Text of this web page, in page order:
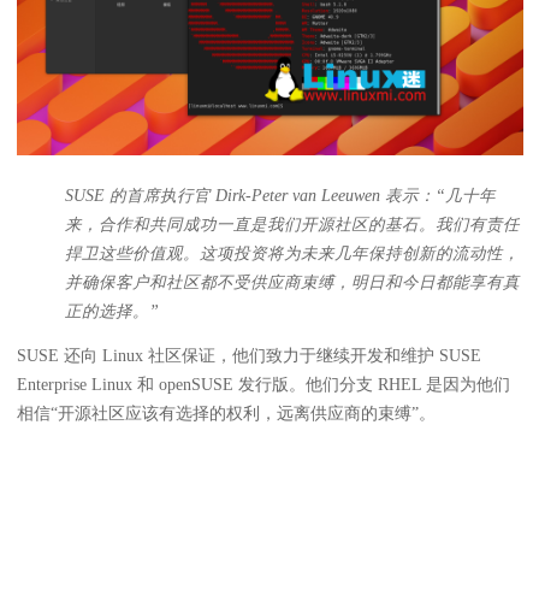
SUSE 的首席执行官 Dirk-Peter van Leeuwen 表示：“几十年
来，合作和共同成功一直是我们开源社区的基石。我们有责任
捍卫这些价值观。这项投资将为未来几年保持创新的流动性，
并确保客户和社区都不受供应商束缚，明日和今日都能享有真
正的选择。”
SUSE 还向 Linux 社区保证，他们致力于继续开发和维护 SUSE
Enterprise Linux 和 openSUSE 发行版。他们分支 RHEL 是因为他们
相信“开源社区应该有选择的权利，远离供应商的束缚”。